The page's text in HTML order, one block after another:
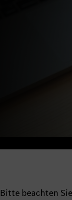
Bitte beachten